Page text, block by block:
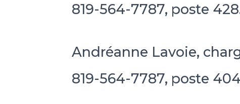
819-564-7787, poste
Andréanne Lavoie,
819-564-7787, poste